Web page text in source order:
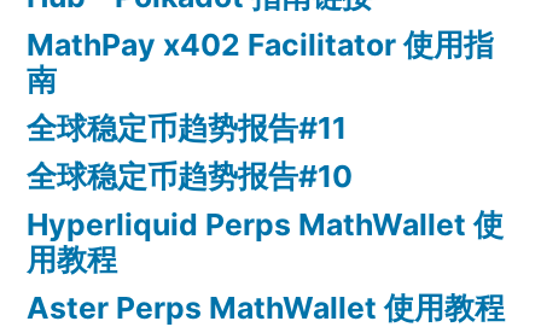
MathPay x402 Facilitator 使用指
南
全球稳定币趋势报告#11
全球稳定币趋势报告#10
Hyperliquid Perps MathWallet 使
用教程
Aster Perps MathWallet 使用教程